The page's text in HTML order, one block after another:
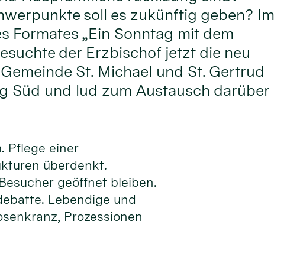
soll es zukünftig geben? Im
Formates „Ein Sonntag mit dem
der Erzbischof jetzt die neu
St. Michael und St. Gertrud
Süd und lud zum Austausch darüber
Pflege einer
überdenkt.
geöffnet bleiben.
Lebendige und
Prozessionen